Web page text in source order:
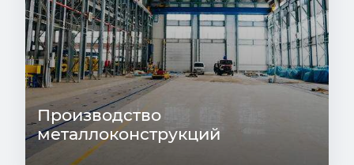
Производство
металлоконструкций